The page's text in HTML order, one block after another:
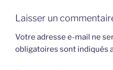
Laisser un
Votre adresse e-mail ne
obligatoires sont indiqués